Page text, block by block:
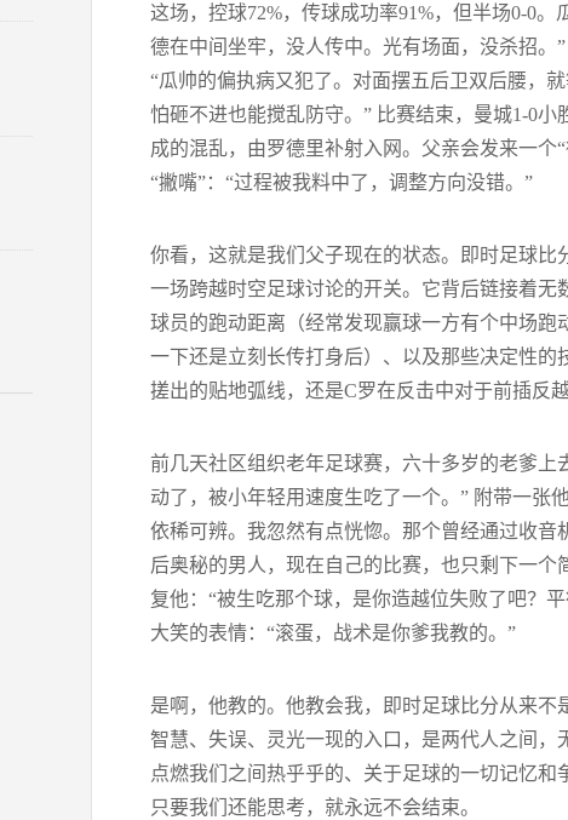
这场，控球72%，传球成功率91%，但半场0-0
德在中间坐牢，没人传中。光有场面，没杀招。
“瓜帅的偏执病又犯了。对面摆五后卫双后腰，
怕砸不进也能搅乱防守。” 比赛结束，曼城1-0
成的混乱，由罗德里补射入网。父亲会发来一个
“撇嘴”：“过程被我料中了，调整方向没错。”
你看，这就是我们父子现在的状态。即时足球
一场跨越时空足球讨论的开关。它背后链接着无
球员的跑动距离（经常发现赢球一方有个中场
一下还是立刻长传打身后）、以及那些决定性
搓出的贴地弧线，还是C罗在反击中对于前插反
前几天社区组织老年足球赛，六十多岁的老爹
动了，被小年轻用速度生吃了一个。” 附带一张
依稀可辨。我忽然有点恍惚。那个曾经通过收
后奥秘的男人，现在自己的比赛，也只剩下一个
复他：“被生吃那个球，是你造越位失败了吧？
大笑的表情：“滚蛋，战术是你爹我教的。”
是啊，他教的。他教会我，即时足球比分从来不
智慧、失误、灵光一现的入口，是两代人之间
点燃我们之间热乎乎的、关于足球的一切记忆和
只要我们还能思考，就永远不会结束。